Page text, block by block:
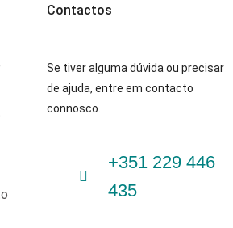
Contactos
Se tiver alguma dúvida ou precisar
de ajuda, entre em contacto
connosco.
+351 229 446
435